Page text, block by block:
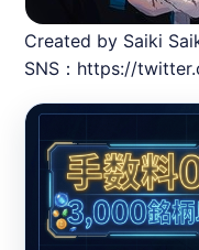
Created by Saiki
SNS：https://